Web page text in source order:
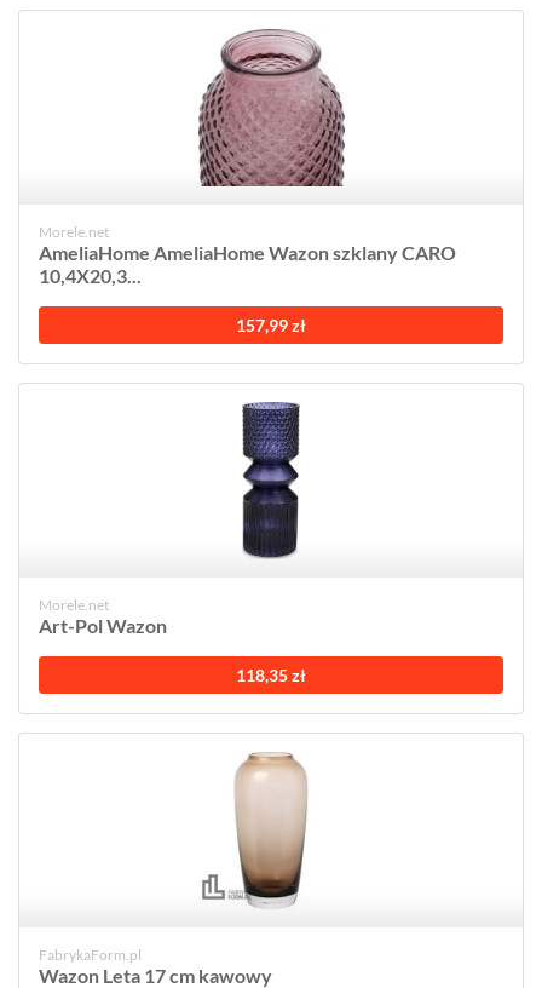
Morele.net
AmeliaHome AmeliaHome Wazon szklany CARO
10,4X20,3...
157,99 zł
Morele.net
Art-Pol Wazon
118,35 zł
FabrykaForm.pl
Wazon Leta 17 cm kawowy